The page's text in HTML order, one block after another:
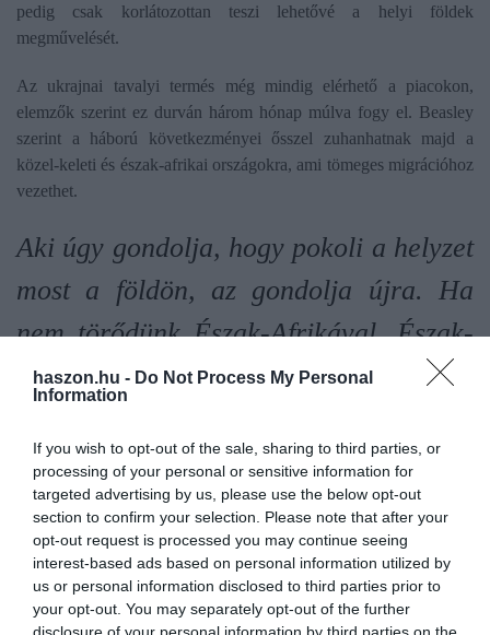
haszon.hu - Do Not Process My Personal
Information
If you wish to opt-out of the sale, sharing to third parties, or
processing of your personal or sensitive information for
targeted advertising by us, please use the below opt-out
section to confirm your selection. Please note that after your
opt-out request is processed you may continue seeing
interest-based ads based on personal information utilized by
us or personal information disclosed to third parties prior to
your opt-out. You may separately opt-out of the further
pedig csak korlátozottan teszi lehetővé a helyi földek
megművelését.
Az ukrajnai tavalyi termés még mindig elérhető a piacokon,
elemzők szerint ez durván három hónap múlva fogy el. Beasley
szerint a háború következményei ősszel zuhanhatnak majd a
közel-keleti és észak-afrikai országokra, ami tömeges migrációhoz
vezethet.
Aki úgy gondolja, hogy pokoli a helyzet
most a földön, az gondolja újra. Ha
nem törődünk Észak-Afrikával, Észak-
Afrika Európába fog jönni. Ha nem
Kelet Európába jön
- mondta Beasley.
Taufiq Rahim, a New America dubaji szakértője egyetért azzal,
hogy a java még hátravan.